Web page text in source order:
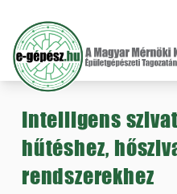
Intelligens
hűtéshez,
rendszerekhez